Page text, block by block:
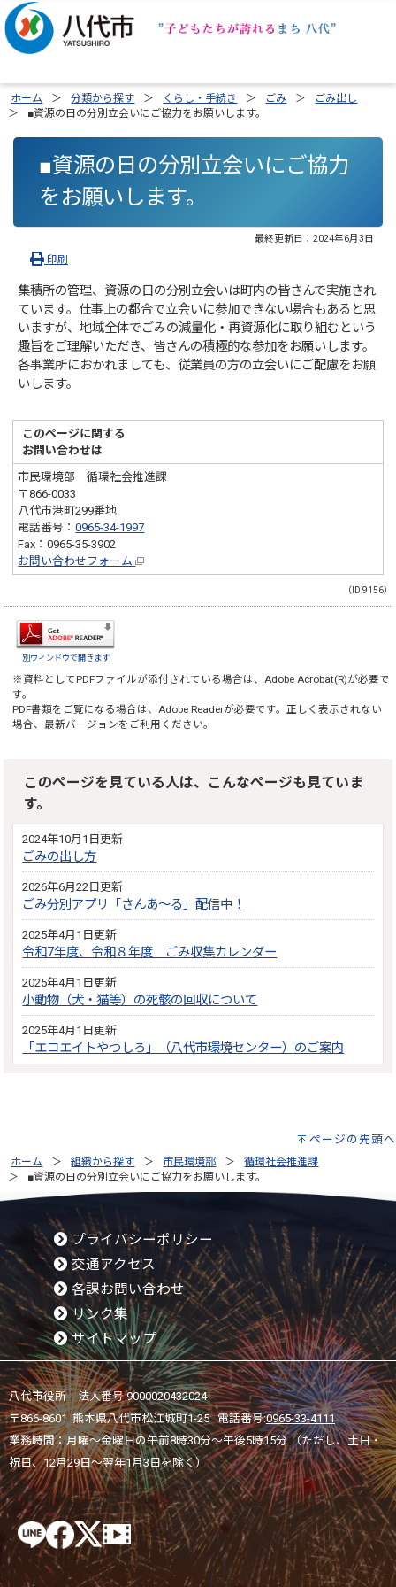
ホーム 分類から探す くらし・手続き ごみ
ごみ出し
■資源の日の分別立会いにご協力をお願いします。
■資源の日の分別立会いにご協力
をお願いします。
最終更新日： 2024年6月3日
印刷
集積所の管理、資源の日の分別立会いは町内の皆さんで実施され
ています。仕事上の都合で立会いに参加できない場合もあると思
いますが、地域全体でごみの減量化・再資源化に取り組むという
趣旨をご理解いただき、皆さんの積極的な参加をお願いします。
各事業所におかれましても、従業員の方の立会いにご配慮をお願
いします。
このページに関する
お問い合わせは
市民環境部 循環社会推進課
〒866-0033
八代市港町299番地
電話番号：0965-34-1997
Fax：0965-35-3902
お問い合わせフォーム
（ID:9156）
別ウィンドウで開きます
※資料としてPDFファイルが添付されている場合は、 Adobe Acrobat(R)が必要で
す。
PDF書類をご覧になる場合は、 Adobe Readerが必要です。正しく表示されない
場合、最新バージョンをご利用ください。
このページを見ている人は、こんなページも見ていま
す。
2024年10月1日更新
ごみの出し方
2026年6月22日更新
ごみ分別アプリ「さんあ～る」配信中！
2025年4月1日更新
令和7年度、令和８年度 ごみ収集カレンダー
2025年4月1日更新
小動物（犬・猫等）の死骸の回収について
2025年4月1日更新
「エコエイトやつしろ」（八代市環境センター）のご案内
ページの先頭へ
ホーム 組織から探す 市民環境部
循環社会推進課
■資源の日の分別立会いにご協力をお願いします。
プライバシーポリシー
交通アクセス
各課お問い合わせ
リンク集
サイトマップ
八代市役所 法人番号 9000020432024
〒866-8601 熊本県八代市松江城町1-25 電話番号:0965-33-4111
業務時間：月曜～金曜日の午前8時30分～午後5時15分 （ただし、土日・
祝日、12月29日～翌年1月3日を除く）